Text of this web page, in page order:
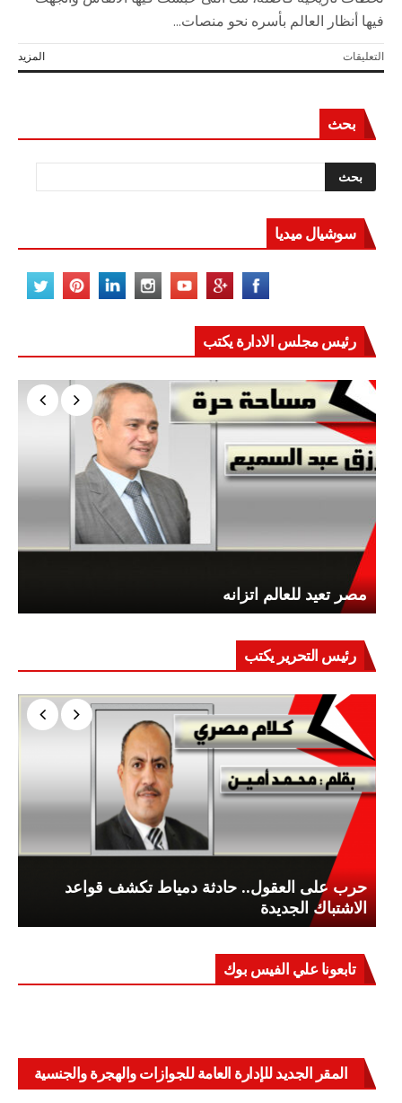
فيها أنظار العالم بأسره نحو منصات...
المزيد التعليقاتعلى
القاهرة
بوصلة
الهدنة
مغلقة
بحث
سوشيال ميديا
رئيس مجلس الادارة يكتب
مصر تعيد للعالم اتزانه
رئيس التحرير يكتب
حرب على العقول.. حادثة دمياط تكشف قواعد
الاشتباك الجديدة
تابعونا علي الفيس بوك
المقر الجديد للإدارة العامة للجوازات والهجرة والجنسية